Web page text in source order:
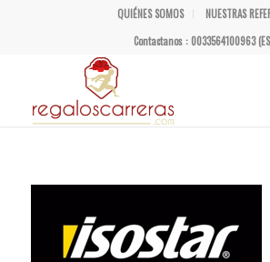
QUIÉNES SOMOS
NUESTRAS
Contactanos : 0033564100963